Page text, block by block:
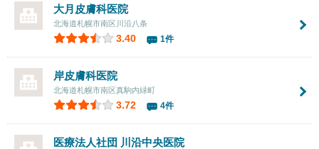
大月皮膚科医院
北海道札幌市南区川沿八条
3.40 1件
岸皮膚科医院
北海道札幌市南区真駒内緑町
3.72 4件
医療法人社団 川沿中央医院